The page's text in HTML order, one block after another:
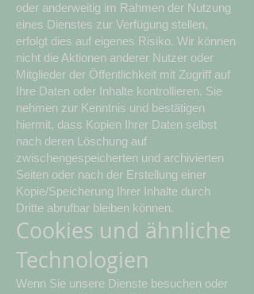
oder anderweitig im Rahmen der Nutzung
eines Dienstes zur Verfügung stellen,
erfolgt dies auf eigenes Risiko. Wir können
nicht die Aktionen anderer Nutzer oder
Mitglieder der Öffentlichkeit mit Zugriff auf
Ihre Daten oder Inhalte kontrollieren. Sie
nehmen zur Kenntnis und bestätigen
hiermit, dass Kopien Ihrer Daten selbst
nach deren Löschung auf
zwischengespeicherten und archivierten
Seiten oder nach der Erstellung einer
Kopie/Speicherung Ihrer Inhalte durch
Dritte abrufbar bleiben können.
Cookies und ähnliche
Technologien
Wenn Sie unsere Dienste besuchen oder